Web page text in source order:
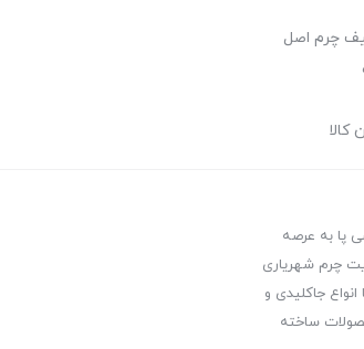
چرم اصل
کالا
پا به عرصه
چرم شهریاری
جاکلیدی و
ساخته